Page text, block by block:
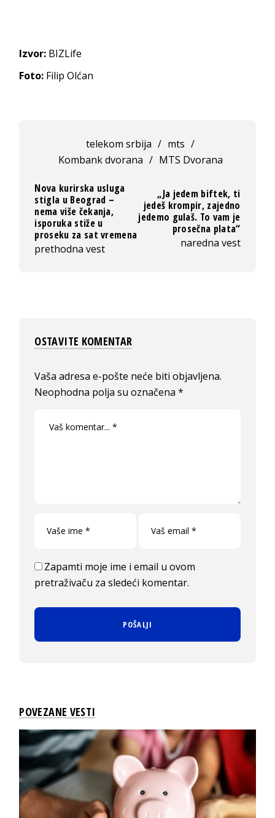
Izvor: BIZLife
Foto: Filip Olćan
telekom srbija / mts /
Kombank dvorana / MTS Dvorana
Nova kurirska usluga
stigla u Beograd –
nema više čekanja,
isporuka stiže u
proseku za sat vremena
prethodna vest
„Ja jedem biftek, ti
jedeš krompir, zajedno
jedemo gulaš. To vam je
prosečna plata“
naredna vest
OSTAVITE KOMENTAR
Vaša adresa e-pošte neće biti objavljena.
Neophodna polja su označena*
Zapamti moje ime i email u ovom
pretraživaču za sledeći komentar.
POVEZANE VESTI